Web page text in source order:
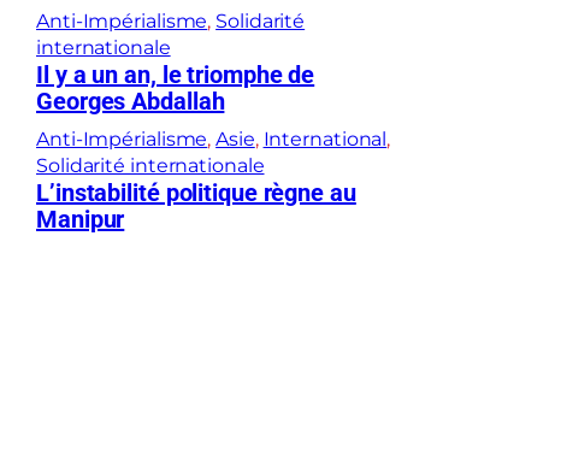
Anti-Impérialisme, Solidarité
internationale
Il y a un an, le triomphe de
Georges Abdallah
Anti-Impérialisme, Asie, International
Solidarité internationale
L’instabilité politique règne au
Manipur